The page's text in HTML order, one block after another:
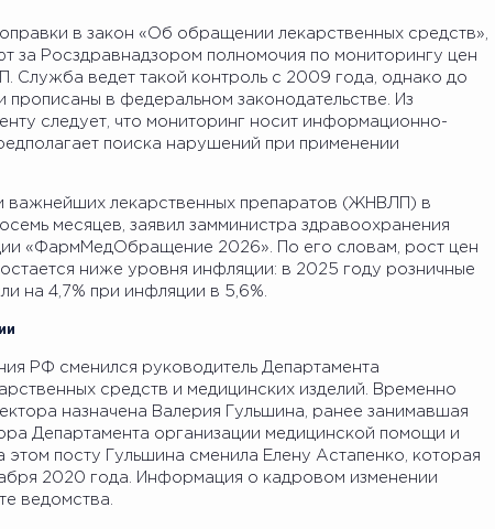
в закон «Об обращении лекарственных средств»,
за Росздравнадзором полномочия по мониторингу цен
Служба ведет такой контроль с 2009 года, однако до
прописаны в федеральном законодательстве. Из
следует, что мониторинг носит информационно-
поиска нарушений при применении
важнейших лекарственных препаратов (ЖНВЛП) в
месяцев, заявил замминистра здравоохранения
«ФармМедОбращение 2026». По его словам, рост цен
ниже уровня инфляции: в 2025 году розничные
на 4,7% при инфляции в 5,6%.
РФ сменился руководитель Департамента
средств и медицинских изделий. Временно
назначена Валерия Гульшина, ранее занимавшая
Департамента организации медицинской помощи и
посту Гульшина сменила Елену Астапенко, которая
2020 года. Информация о кадровом изменении
ведомства.